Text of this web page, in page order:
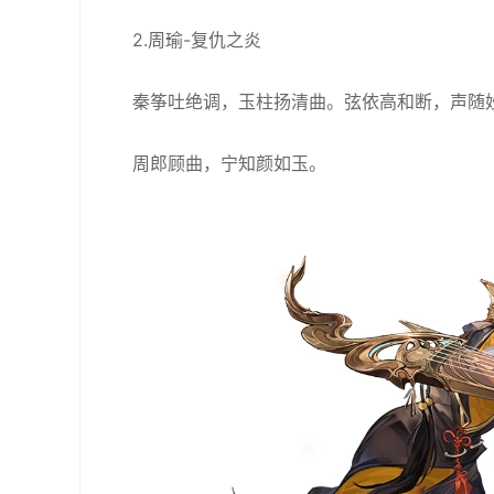
2.周瑜-复仇之炎
秦筝吐绝调，玉柱扬清曲。弦依高和断，声随
周郎顾曲，宁知颜如玉。